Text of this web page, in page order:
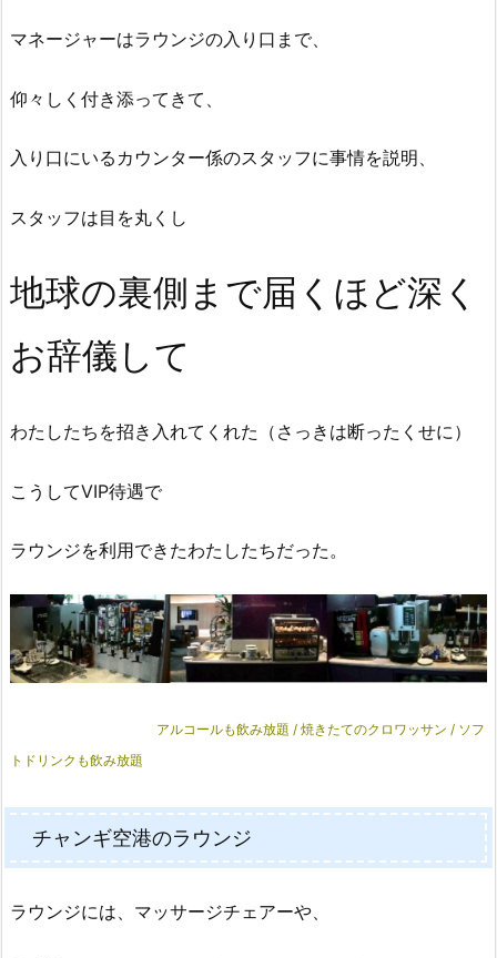
マネージャーはラウンジの入り口まで、
仰々しく付き添ってきて、
入り口にいるカウンター係のスタッフに事情を説明、
スタッフは目を丸くし
地球の裏側まで届くほど深く
お辞儀して
わたしたちを招き入れてくれた（さっきは断ったくせに）
こうしてVIP待遇で
ラウンジを利用できたわたしたちだった。
アルコールも飲み放題 / 焼きたてのクロワッサン / ソフ
トドリンクも飲み放題
チャンギ空港のラウンジ
ラウンジには、マッサージチェアーや、